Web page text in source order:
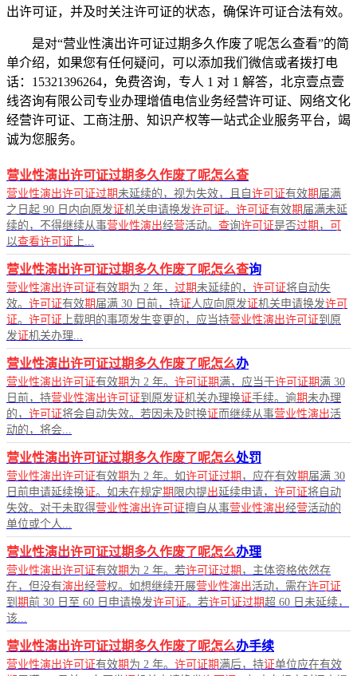
出许可证，并及时关注许可证的状态，确保许可证合法有效。
是对“营业性演出许可证过期多久作废了呢怎么查看”的简
单介绍，如果您有任何疑问，可以添加我们微信或者拨打电
话：15321396264，免费咨询，专人 1 对 1 解答，北京壹点壹
线咨询有限公司专业办理增值电信业务经营许可证、网络文化
经营许可证、工商注册、知识产权等一站式企业服务平台，竭
诚为您服务。
营业性演出许可证过期多久作废了呢怎么查
营业性演出许可证过期 未延续的，视为失效，且自 许可证有效期 届满
之日起 90 日内向原发证机关申请换发许可证。 许可证有效期 届满未延
续的，不得继续从事营业性演出经营活动。 查询许可证是否过期 ，
可
以查看许可证 上...
营业性演出许可证过期多久作废了呢怎么查询
营业性演出许可证有效期 为 2 年， 过期 未延续的， 许可证将自动失
效。 许可证有效期 届满 30 日前，持证 人应向原发证机关申请换发许可
证。 许可证 上载明的事项发生变更的，应当持营业性演出许可证到原
发证机关办理...
营业性演出许可证过期多久作废了呢怎么办
营业性演出许可证有效期 为 2 年。 许可证期 满，应当于许可证期 满 30
日前，持营业性演出许可证到原发证机关办理换证手续。逾期 未办理
的， 许可证将会自动失效。若因未及时换证而继续从事营业性演出活
动的，将会...
营业性演出许可证过期多久作废了呢怎么处罚
营业性演出许可证有效期 为 2 年。如许可证过期 ，应在有效期 届满 30
日前申请延续换证。如未在规定期 限内提出延续申请， 许可证将自动
失效。对于未取得营业性演出许可证擅自从事营业性演出经营活动的
单位或个人...
营业性演出许可证过期多久作废了呢怎么办理
营业性演出许可证有效期 为 2 年。若许可证过期 ，主体资格依然存
在，但没有演出经营权。如想继续开展营业性演出活动，需在许可证
到 期前 30 日至 60 日申请换发许可证。若许可证过期超 60 日未延续，
该...
营业性演出许可证过期多久作废了呢怎么办手续
营业性演出许可证有效期 为 2 年。 许可证期 满后，持证单位应在有效